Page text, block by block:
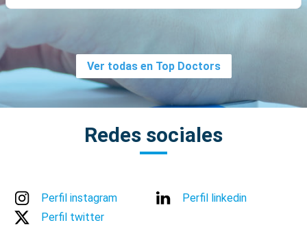
Ver todas en Top Doctors
Redes sociales
Perfil instagram
Perfil linkedin
Perfil twitter